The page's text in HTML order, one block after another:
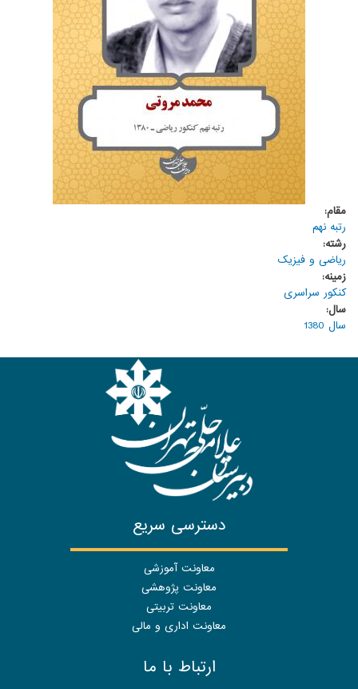
مقام:
رتبه نهم
رشته:
ریاضی و فیزیک
زمینه:
کنکور سراسری
سال:
سال 1380
دسترسی سریع
معاونت آموزشی
معاونت پژوهشی
معاونت تربیتی
معاونت اداری و مالی
ارتباط با ما